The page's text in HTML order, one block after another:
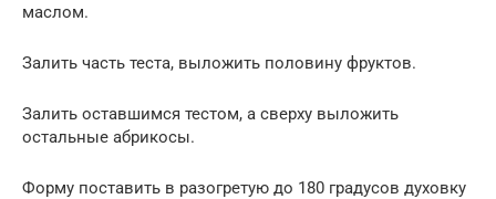
маслом.
Залить часть теста, выложить половину фруктов.
Залить оставшимся тестом, а сверху выложить
остальные абрикосы.
Форму поставить в разогретую до 180 градусов духовку